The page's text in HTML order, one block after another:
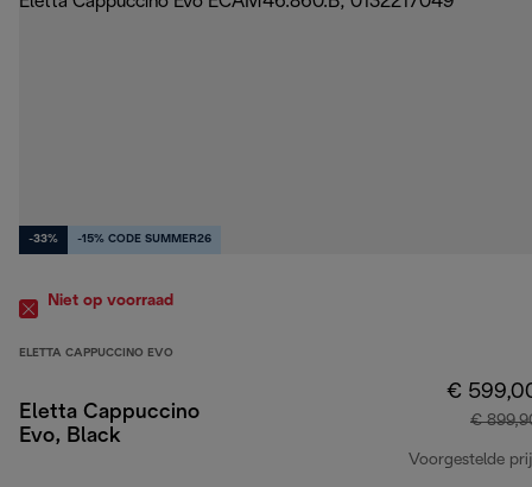
-33% -15% CODE SUMMER26
Niet op voorraad
ELETTA CAPPUCCINO EVO
Eletta Cappuccino
Evo, Black
€
€
Voorgestelde